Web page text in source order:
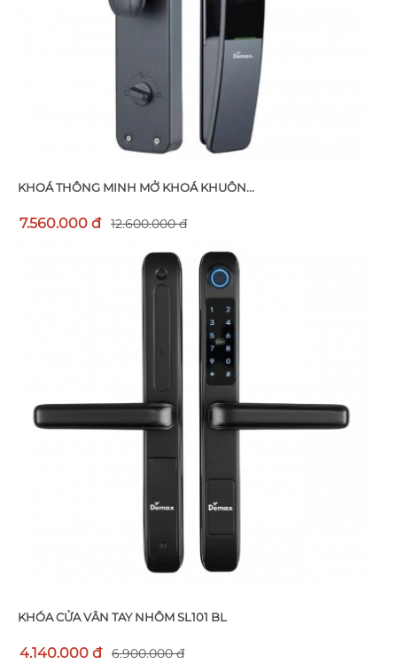
KHOÁ THÔNG MINH MỞ KHOÁ KHUÔN...
7.560.000 đ 12.600.000 đ
KHÓA CỬA VÂN TAY NHÔM SL101 BL
4.140.000 đ 6.900.000 đ